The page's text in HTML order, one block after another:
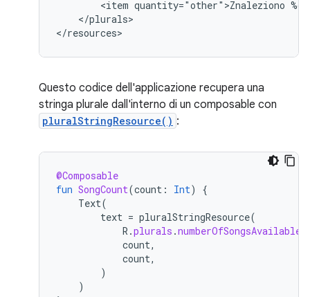
<item quantity="other">Znaleziono %d
</plurals>
</resources>
Questo codice dell'applicazione recupera una
stringa plurale dall'interno di un composable con
pluralStringResource() :
@Composable
fun SongCount(count : Int)
{
Text(
text = pluralStringResource(
R .plurals .numberOfSongsAvailable
count,
count,
)
)